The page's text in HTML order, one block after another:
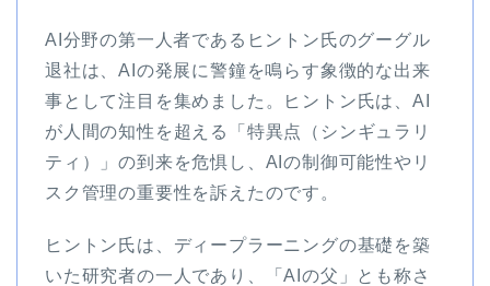
AI分野の第一人者であるヒントン氏のグーグル
退社は、AIの発展に警鐘を鳴らす象徴的な出来
事として注目を集めました。ヒントン氏は、AI
が人間の知性を超える「特異点（シンギュラリ
ティ）」の到来を危惧し、AIの制御可能性やリ
スク管理の重要性を訴えたのです。
ヒントン氏は、ディープラーニングの基礎を築
いた研究者の一人であり、「AIの父」とも称さ